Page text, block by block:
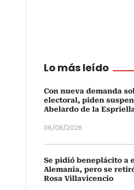
Lo más leído
Con nueva demanda
electoral, piden
Abelardo de la
06/08/2026
Se pidió beneplácito a
Alemania, pero se
Rosa Villavicencio